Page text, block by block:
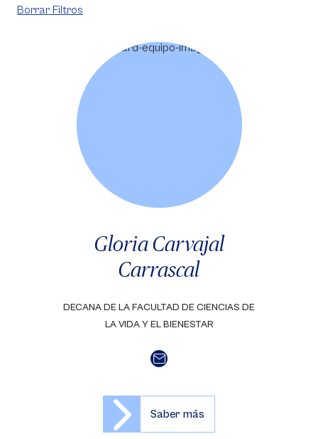
Borrar Filtros
Gloria Carvajal
Carrascal
DECANA DE LA FACULTAD DE CIENCIAS DE
LA VIDA Y EL BIENESTAR
Saber más